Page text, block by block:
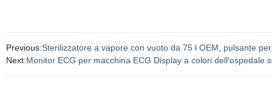
Previous:Sterilizzatore a vapore con vuoto da 75 l OEM, pulsante
Next:Monitor ECG per macchina ECG Display a colori dell′ospedale